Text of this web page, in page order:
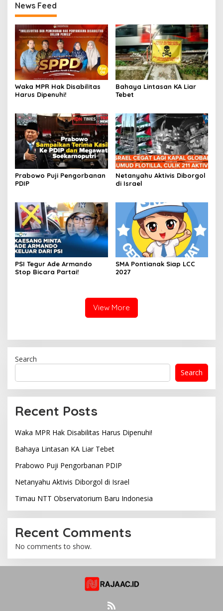
News Feed
Waka MPR Hak Disabilitas
Harus Dipenuhi!
Bahaya Lintasan KA Liar
Tebet
Prabowo Puji Pengorbanan
PDIP
Netanyahu Aktivis Diborgol
di Israel
PSI Tegur Ade Armando
Stop Bicara Partai!
SMA Pontianak Siap LCC
2027
View More
Search
Search
Recent Posts
Waka MPR Hak Disabilitas Harus Dipenuhi!
Bahaya Lintasan KA Liar Tebet
Prabowo Puji Pengorbanan PDIP
Netanyahu Aktivis Diborgol di Israel
Timau NTT Observatorium Baru Indonesia
Recent Comments
No comments to show.